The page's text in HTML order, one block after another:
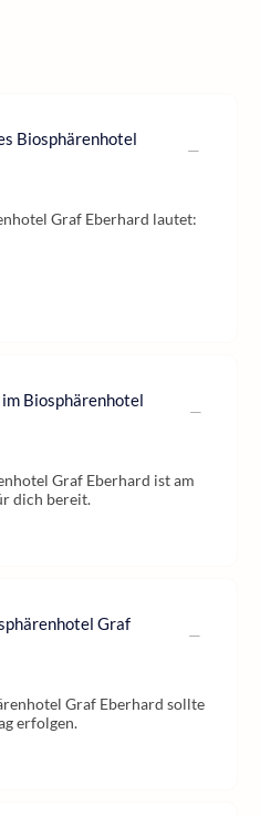
Biosphärenhotel
Graf Eberhard lautet:
Biosphärenhotel
Graf Eberhard ist am
dich bereit.
Graf
Graf Eberhard sollte
erfolgen.